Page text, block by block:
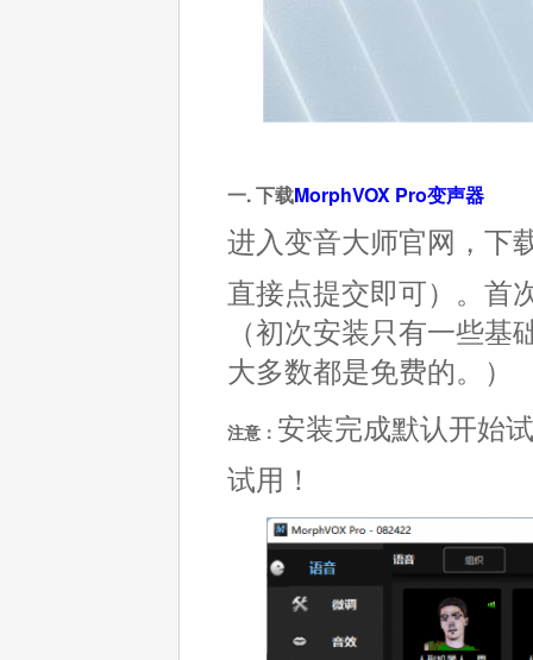
一. 下载MorphVOX Pro变声器
进入变音大师官网，下
直接点提交即可）。首
（初次安装只有一些
大多数都是免费的。）
注意： 安装完成默认开始
试用！